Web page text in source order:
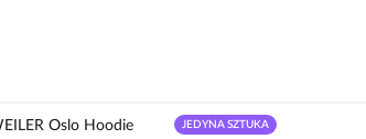
JEDYNA SZTUKA